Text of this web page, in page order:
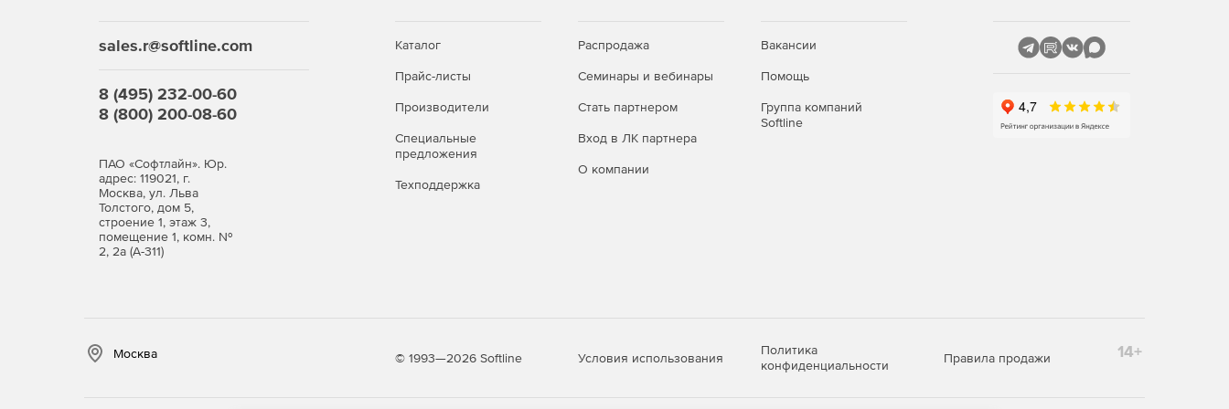
Коррекция документов, хранящихся в банке, с автоматической переиндексацией.
Отображение содержимого графических документов (bmp, jpg, gif, png и др.).
Коррекция атрибутов документов в пакетном режиме (массовая коррекция).
sales.r@softline.com
8 (495) 232-00-60
8 (800) 200-08-60
ПАО «Софтлайн». Юр.
адрес: 119021, г.
Москва, ул. Льва
Толстого, дом 5,
строение 1, этаж 3,
помещение 1, комн. №
2, 2а (А-311)
Каталог
Прайс-листы
Производители
Специальные
предложения
Техподдержка
Распродажа
Семинары и вебинары
Стать партнером
Вход в ЛК партнера
О компании
Вакансии
Помощь
Группа компаний
Softline
Москва © 1993—2026 Softline Условия использования
Политика
конфиденциальности
Правила продажи 14+